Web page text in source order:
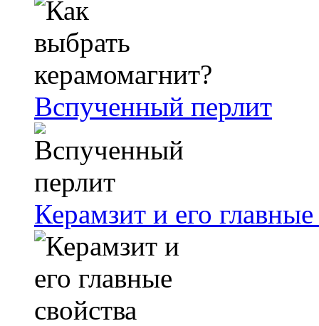
Вспученный перлит
Керамзит и его главные